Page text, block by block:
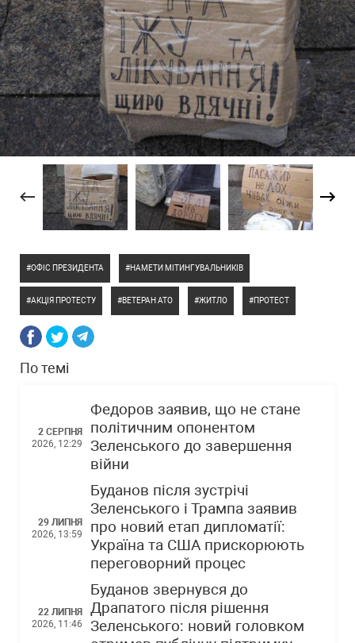
ОФІС ПРЕЗИДЕНТА НАМЕТИ МІТИНГУВАЛЬНИКІВ
АКЦІЯ ПРОТЕСТУ ВЕТЕРАН АТО ЖИТЛО ПРОТЕСТ
По темі
2 СЕРПНЯ
2026, 12:29
Федоров заявив, що не стане
політичним опонентом
Зеленського до завершення
війни
29 ЛИПНЯ
2026, 13:59
Буданов після зустрічі
Зеленського і Трампа заявив
про новий етап дипломатії:
Україна та США прискорюють
переговорний процес
22 ЛИПНЯ
2026, 11:46
Буданов звернувся до
Драпатого після рішення
Зеленського: новий головком